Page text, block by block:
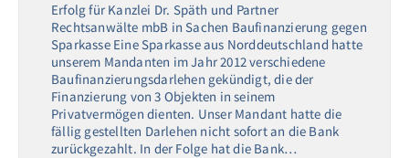
Erfolg für Kanzlei Dr. Späth und Partner
Rechtsanwälte mbB in Sachen Baufinanzierung gegen
Sparkasse Eine Sparkasse aus Norddeutschland hatte
unserem Mandanten im Jahr 2012 verschiedene
Baufinanzierungsdarlehen gekündigt, die der
Finanzierung von 3 Objekten in seinem
Privatvermögen dienten. Unser Mandant hatte die
fällig gestellten Darlehen nicht sofort an die Bank
zurückgezahlt. In der Folge hat die Bank…